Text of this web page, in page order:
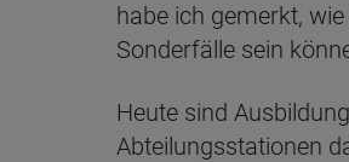
habe ich gemerkt,
Sonderfälle sein
Heute sind
Abteilungsstationen